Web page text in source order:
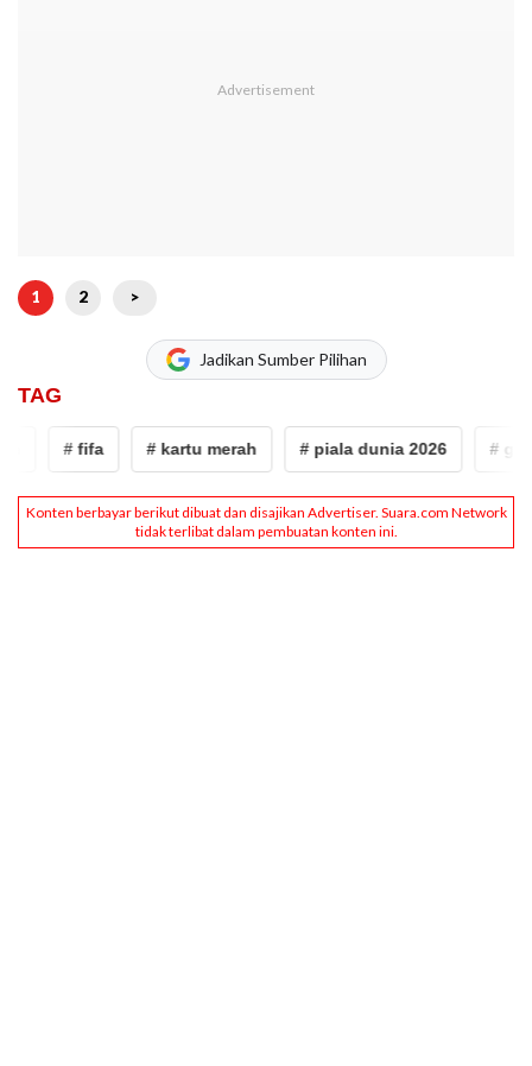
1 2 >
Jadikan Sumber Pilihan
TAG
# fifa # kartu merah # piala dunia 2026 #